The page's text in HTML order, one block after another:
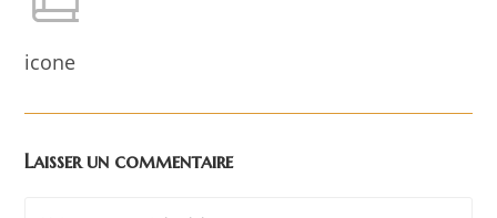
icone
Laisser un commentaire